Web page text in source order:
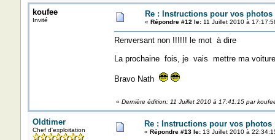
koufee
Invité
Re : Instructions pour vos photos
« Répondre #12 le:11 Juillet 2010 à
Renversant non !!!!!! le mot à dire
La prochaine fois, je vais mettre ma
Bravo Nath
« Dernière édition: 11 Juillet 2010 à 17:41:15 par
Oldtimer
Chef d'exploitation
Re : Instructions pour vos photos
« Répondre #13 le:13 Juillet 2010 à